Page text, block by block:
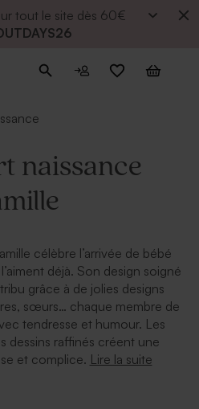
tout le site dès 60€
naissance
célèbre l’arrivée de bébé
déjà. Son design soigné
grâce à de jolies designs
sœurs… chaque membre de
tendresse et humour. Les
dessins raffinés créent une
et complice. Lire la suite